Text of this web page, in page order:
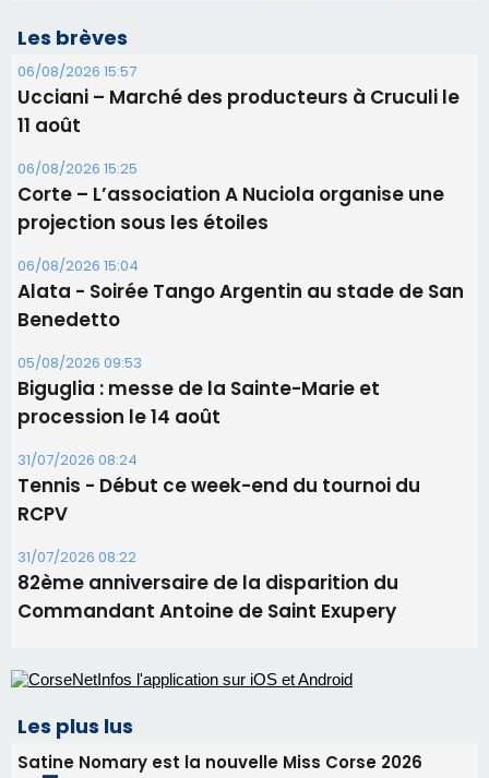
Les brèves
06/08/2026 15:57
Ucciani – Marché des producteurs à Cruculi le
11 août
06/08/2026 15:25
Corte – L’association A Nuciola organise une
projection sous les étoiles
06/08/2026 15:04
Alata - Soirée Tango Argentin au stade de San
Benedetto
05/08/2026 09:53
Biguglia : messe de la Sainte-Marie et
procession le 14 août
31/07/2026 08:24
Tennis - Début ce week-end du tournoi du
RCPV
31/07/2026 08:22
82ème anniversaire de la disparition du
Commandant Antoine de Saint Exupery
Les plus lus
Satine Nomary est la nouvelle Miss Corse 2026